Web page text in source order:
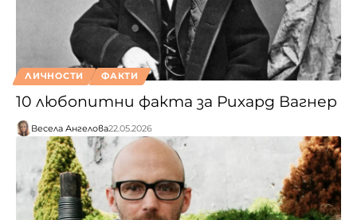
ЛИЧНОСТИ ФАКТИ
10 любопитни факта за Рихард Вагнер
Весела Ангелова22.05.2026